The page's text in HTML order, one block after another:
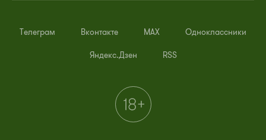
Телеграм Вконтакте MAX Одноклассники
Яндекс.Дзен RSS